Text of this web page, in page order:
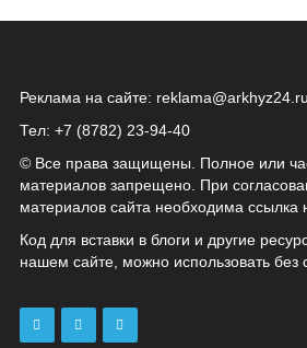
Реклама на сайте: reklama@arkhyz24.ru
Тел: +7 (8782) 23‑94‑40
© Все права защищены. Полное или
материалов запрещено. При
материалов сайта необходима ссылка
Код для вставки в блоги и другие
нашем сайте, можно использовать без